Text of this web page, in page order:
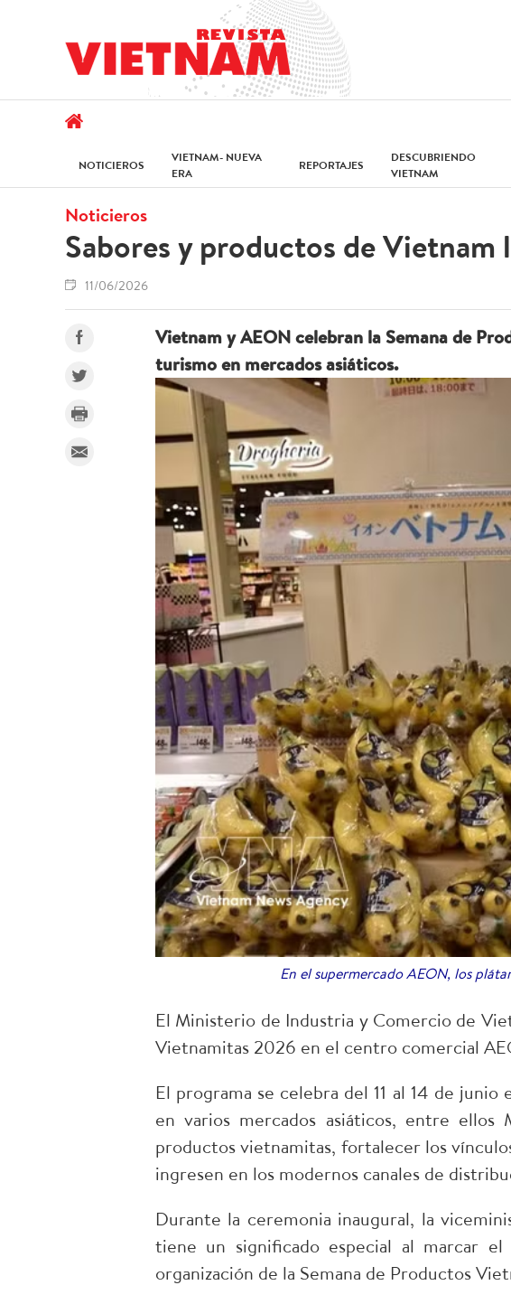
NOTICIEROS
VIETNAM- NUEVA
ERA
REPORTAJES
DESCUBRIENDO
VIETNAM
Noticieros
Sabores y productos de
11/06/2026
Vietnam y AEON celebran la Semana de
turismo en mercados asiáticos.
En el supermercado AEON, los
El Ministerio de Industria y Comercio de
Vietnamitas 2026 en el centro comercial
El programa se celebra del 11 al 14 de
en varios mercados asiáticos, entre
productos vietnamitas, fortalecer los
ingresen en los modernos canales de
Durante la ceremonia inaugural, la
tiene un significado especial al marcar
organización de la Semana de Productos